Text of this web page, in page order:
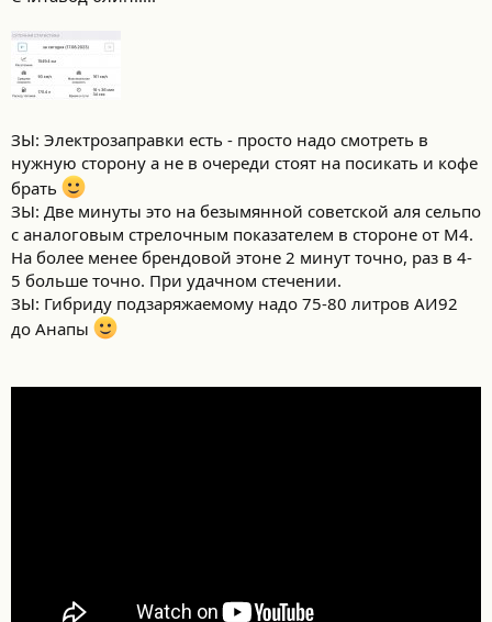
ЗЫ: Электрозаправки есть - просто надо смотреть в
нужную сторону а не в очереди стоят на посикать и кофе
брать
ЗЫ: Две минуты это на безымянной советской аля сельпо
с аналоговым стрелочным показателем в стороне от М4.
На более менее брендовой этоне 2 минут точно, раз в 4-
5 больше точно. При удачном стечении.
ЗЫ: Гибриду подзаряжаемому надо 75-80 литров АИ92
до Анапы